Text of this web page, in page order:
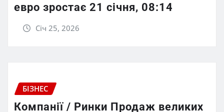
евро зростає 21 січня, 08:14
Січ 25, 2026
БІЗНЕС
Компанії / Ринки Продаж великих